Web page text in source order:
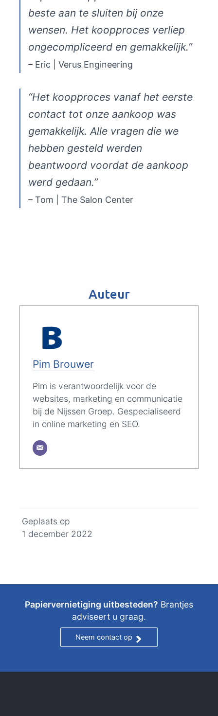
beste aan te sluiten bij onze
wensen. Het koopproces verliep
ongecompliceerd en gemakkelijk.”
– Eric | Verus Engineering
“Het koopproces vanaf het eerste
contact tot onze aankoop was
gemakkelijk. Alle vragen die we
hebben gesteld werden
beantwoord voordat de aankoop
werd gedaan.”
– Tom | The Salon Center
Auteur
Pim Brouwer
Pim is verantwoordelijk voor de
websites, marketing en communicatie
bij de Nijssen Groep. Gespecialiseerd
in online marketing en SEO.
Geplaats op
1 december 2022
Papiervernietiging uitbesteden? Brantjes
adviseert u graag.
Neem contact op